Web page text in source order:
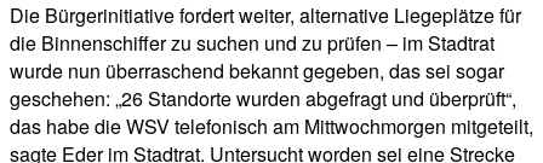
Die Bürgerinitiative fordert weiter, alternative Liegeplätze für
die Binnenschiffer zu suchen und zu prüfen – im Stadtrat
wurde nun überraschend bekannt gegeben, das sei sogar
geschehen: „26 Standorte wurden abgefragt und überprüft“,
das habe die WSV telefonisch am Mittwochmorgen mitgeteilt,
sagte Eder im Stadtrat. Untersucht worden sei eine Strecke